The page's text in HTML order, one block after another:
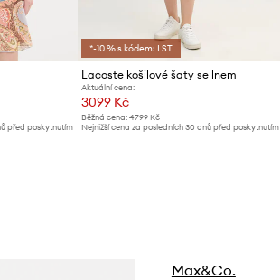
před poskytnutím
*-10 % s kódem: LST
Lacoste košilové šaty se lnem
Aktuální cena:
3099 Kč
Běžná cena: 4799 Kč
Nejnižší cena za posledních 30 dnů před poskytnutím
Max&Co.